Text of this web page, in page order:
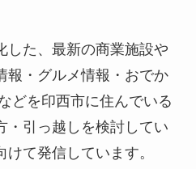
した、最新の商業施設や
報・グルメ情報・おでか
どを印西市に住んでいる
・引っ越しを検討してい
て発信しています。